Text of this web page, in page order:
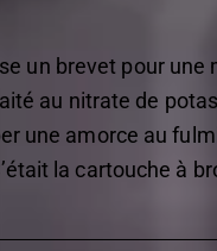
un brevet pour
au nitrate de
une amorce au
la cartouche à